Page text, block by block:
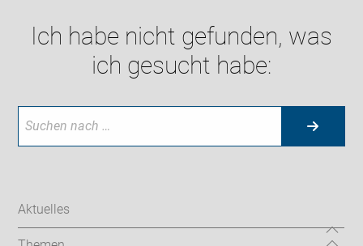
Ich habe nicht gefunden, was
ich gesucht habe:
Aktuelles